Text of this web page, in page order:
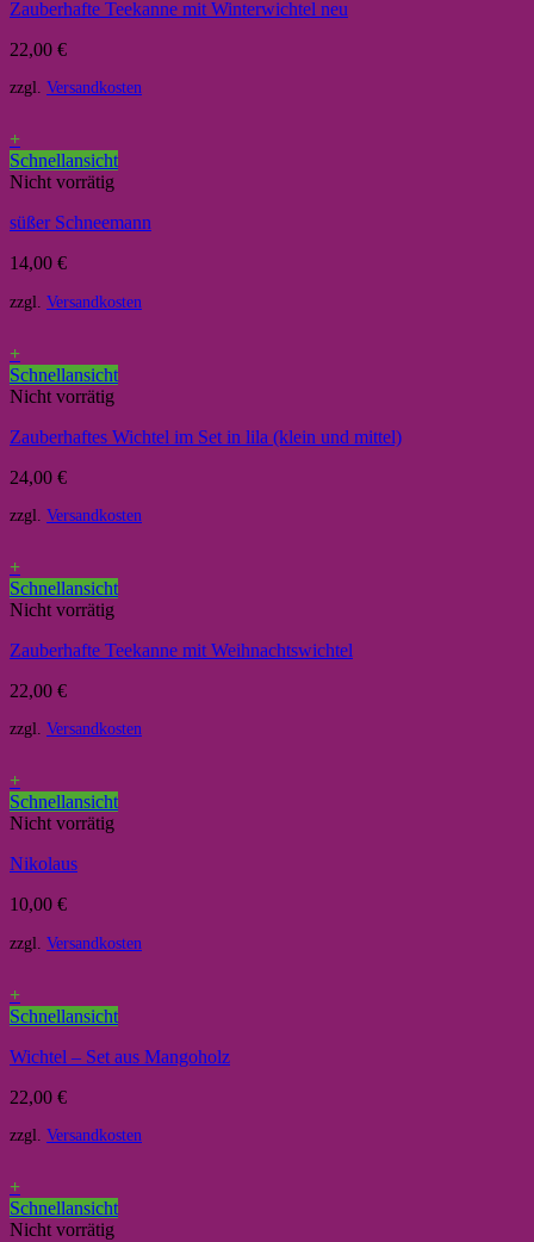
Zauberhafte Teekanne mit Winterwichtel neu
22,00 €
zzgl. Versandkosten
+
Schnellansicht
Nicht vorrätig
süßer Schneemann
14,00 €
zzgl. Versandkosten
+
Schnellansicht
Nicht vorrätig
Zauberhaftes Wichtel im Set in lila (klein und mittel)
24,00 €
zzgl. Versandkosten
+
Schnellansicht
Nicht vorrätig
Zauberhafte Teekanne mit Weihnachtswichtel
22,00 €
zzgl. Versandkosten
+
Schnellansicht
Nicht vorrätig
Nikolaus
10,00 €
zzgl. Versandkosten
+
Schnellansicht
Wichtel – Set aus Mangoholz
22,00 €
zzgl. Versandkosten
+
Schnellansicht
Nicht vorrätig